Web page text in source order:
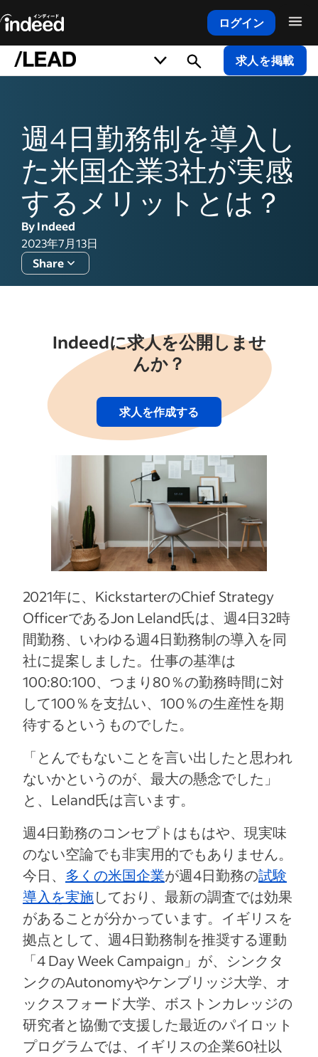
ログイン
メインコンテンツの開始 求人を掲載
週4日勤務制を導入し
た米国企業3社が実感
するメリットとは？
By Indeed
2023年7月13日
Share
Indeedに求人を公開しませ
んか？
求人を作成する
2021年に、KickstarterのChief Strategy
OfficerであるJon Leland氏は、週4日32時
間勤務、いわゆる週4日勤務制の導入を同
社に提案しました。仕事の基準は
100:80:100、つまり80％の勤務時間に対
して100％を支払い、100％の生産性を期
待するというものでした。
「とんでもないことを言い出したと思われ
ないかというのが、最大の懸念でした」
と、Leland氏は言います。
週4日勤務のコンセプトはもはや、現実味
のない空論でも非実用的でもありません。
今日、 多くの米国企業が週4日勤務の試験
導入を実施しており、最新の調査では効果
があることが分かっています。イギリスを
拠点として、週4日勤務制を推奨する運動
「4 Day Week Campaign」が、シンクタ
ンクのAutonomyやケンブリッジ大学、オ
ックスフォード大学、ボストンカレッジの
研究者と協働で支援した最近のパイロット
プログラムでは、イギリスの企業60社以